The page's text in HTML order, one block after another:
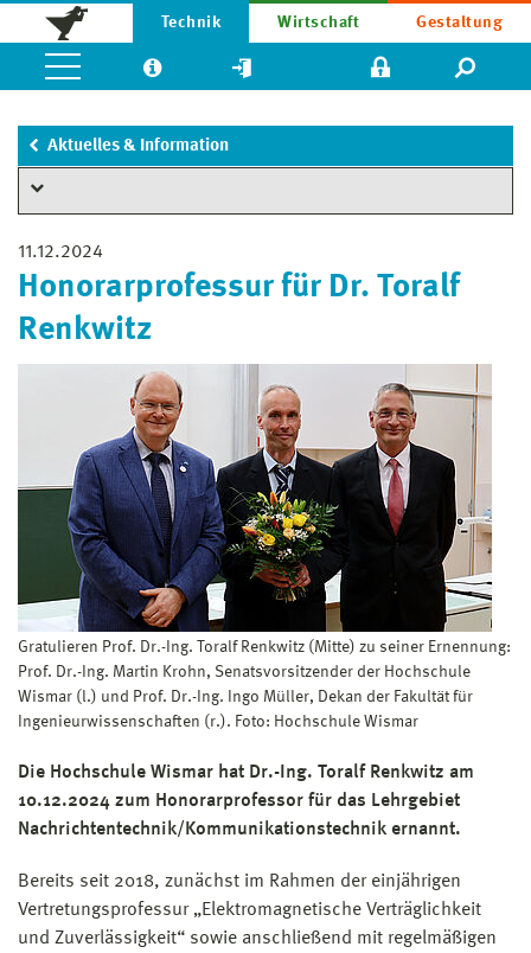
Technik Wirtschaft Gestaltung
Aktuelles & Information
11.12.2024
Honorarprofessur für Dr. Toralf
Renkwitz
Gratulieren Prof. Dr.-Ing. Toralf Renkwitz (Mitte) zu seiner Ernennung:
Prof. Dr.-Ing. Martin Krohn, Senatsvorsitzender der Hochschule
Wismar (l.) und Prof. Dr.-Ing. Ingo Müller, Dekan der Fakultät für
Ingenieurwissenschaften (r.). Foto: Hochschule Wismar
Die Hochschule Wismar hat Dr.-Ing. Toralf Renkwitz am
10.12.2024 zum Honorarprofessor für das Lehrgebiet
Nachrichtentechnik/Kommunikationstechnik ernannt.
Bereits seit 2018, zunächst im Rahmen der einjährigen
Vertretungsprofessur „Elektromagnetische Verträglichkeit
und Zuverlässigkeit“ sowie anschließend mit regelmäßigen